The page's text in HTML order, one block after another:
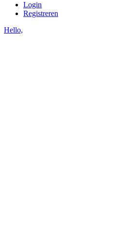
Login
Registreren
Hello,